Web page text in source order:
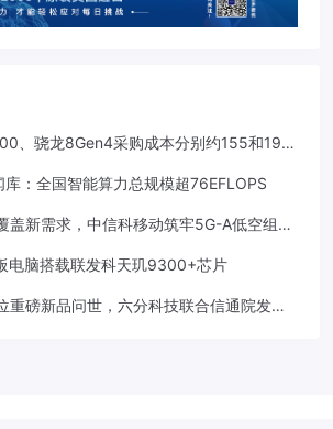
、骁龙8Gen4采购成本分别约155和190
库：全国智能算力总规模超76EFLOPS
盖新需求，中信科移动筑牢5G-A低空组网
电脑搭载联发科天玑9300+芯片
重磅新品问世，六分科技联合信通院发布